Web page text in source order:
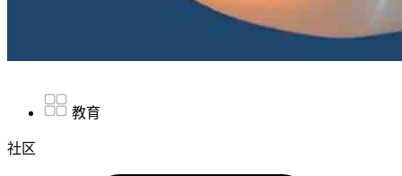
教育
社区